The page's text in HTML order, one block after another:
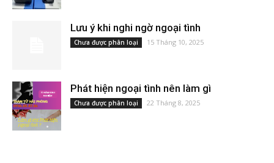
Lưu ý khi nghi ngờ ngoại tình
Chưa được phân loại 15 Tháng 10, 2025
Phát hiện ngoại tình nên làm gì
Chưa được phân loại 22 Tháng 8, 2025